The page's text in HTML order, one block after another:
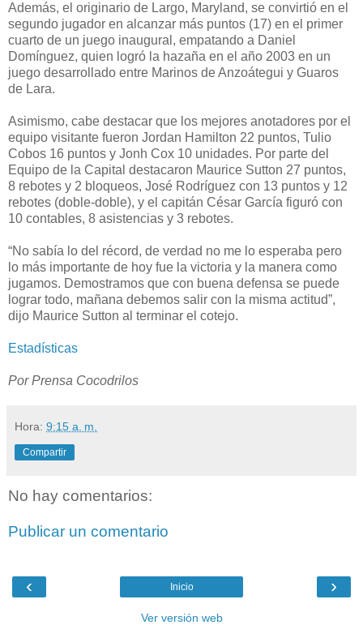
Además, el originario de Largo, Maryland, se convirtió en el
segundo jugador en alcanzar más puntos (17) en el primer
cuarto de un juego inaugural, empatando a Daniel
Domínguez, quien logró la hazaña en el año 2003 en un
juego desarrollado entre Marinos de Anzoátegui y Guaros
de Lara.
Asimismo, cabe destacar que los mejores anotadores por el
equipo visitante fueron Jordan Hamilton 22 puntos, Tulio
Cobos 16 puntos y Jonh Cox 10 unidades. Por parte del
Equipo de la Capital destacaron Maurice Sutton 27 puntos,
8 rebotes y 2 bloqueos, José Rodríguez con 13 puntos y 12
rebotes (doble-doble), y el capitán César García figuró con
10 contables, 8 asistencias y 3 rebotes.
“No sabía lo del récord, de verdad no me lo esperaba pero
lo más importante de hoy fue la victoria y la manera como
jugamos. Demostramos que con buena defensa se puede
lograr todo, mañana debemos salir con la misma actitud”,
dijo Maurice Sutton al terminar el cotejo.
Estadísticas
Por Prensa Cocodrilos
Hora: 9:15 a. m.
Compartir
No hay comentarios:
Publicar un comentario
‹ ›
Inicio
Ver versión web